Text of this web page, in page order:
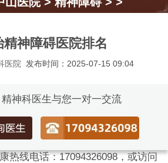
精神障碍医院排名
医院 发布时间：2025-07-15 09:04
神科医生与您一对一交流
热线电话：17094326098，或访问